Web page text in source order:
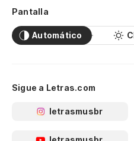
Pantalla
Automático
Sigue a Letras.com
letrasmusbr